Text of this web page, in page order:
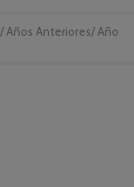
/ Años Anteriores/ Año